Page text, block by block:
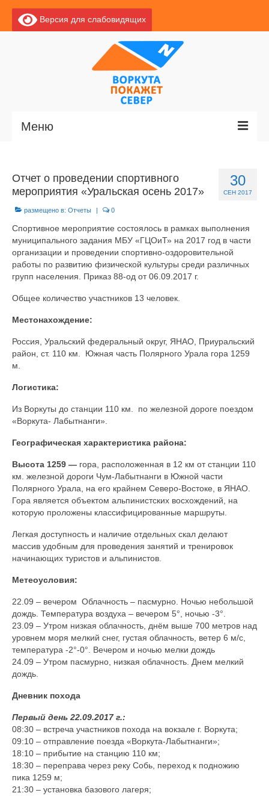
Версия для слабовидящих
Меню
Новости
О Воркуте
Базы отдыха
О центре
Документы
30
СЕН 2017
Отчет о проведении спортивного
мероприятия «Уральская осень 2017»
размещено в: Отчеты | 0
Спортивное мероприятие состоялось в рамках выполнения
муниципального задания МБУ «ГЦОиТ» на 2017 год в части
организации и проведении спортивно-оздоровительной
работы по развитию физической культуры среди различных
групп населения. Приказ 88-од от 06.09.2017 г.
Общее количество участников 13 человек.
Местонахождение:
Россия, Уральский федеральный округ, ЯНАО, Приуральский
район, ст. 110 км. Южная часть Полярного Урала гора 1259
м.
Логистика:
Из Воркуты до станции 110 км. по железной дороге поездом
«Воркута- Лабытнанги».
Географическая характеристика района:
Высота 1259 — гора, расположенная в 12 км от станции 110
км. железной дороги Чум-Лабытнанги в Южной части
Полярного Урала, на его крайнем Северо-Востоке, в ЯНАО.
Гора является объектом альпинистских восхождений, на
которую проложены классифицированные маршруты.
Легкая доступность и наличие отдельных скал делают
массив удобным для проведения занятий и тренировок
начинающих туристов и альпинистов.
Метеоусловия:
22.09 – вечером Облачность – пасмурно. Ночью небольшой
дождь. Температура воздуха – вечером 5°, ночью -3°.
23.09 – Утром низкая облачность, днём выше 700 метров над
уровнем моря мелкий снег, густая облачность, ветер 6 м/с,
температура -2°-0°. Вечером и ночью мелки дождь
24.09 – Утром пасмурно, низкая облачность. Днем мелкий
дождь.
Дневник похода
Первый день 22.09.2017 г.:
08:30 – встреча участников похода на вокзале г. Воркута;
09:10 – отправление поезда «Воркута-Лабытнанги»;
18:10 – прибытие на станцию 110 км;
18:30 – переправа через реку Собь, переход к подножию
пика 1259 м;
21:30 – установка базового лагеря;